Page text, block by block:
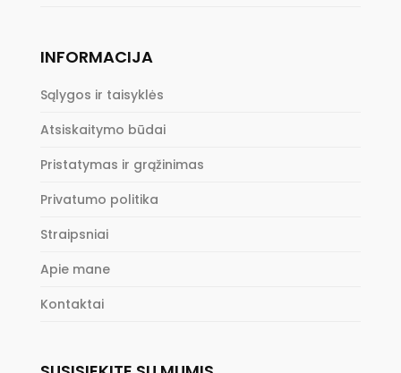
INFORMACIJA
Sąlygos ir taisyklės
Atsiskaitymo būdai
Pristatymas ir grąžinimas
Privatumo politika
Straipsniai
Apie mane
Kontaktai